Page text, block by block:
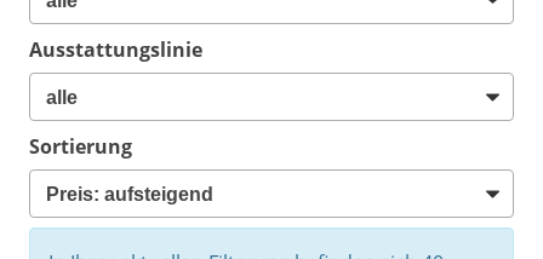
Ausstattungslinie
Sortierung